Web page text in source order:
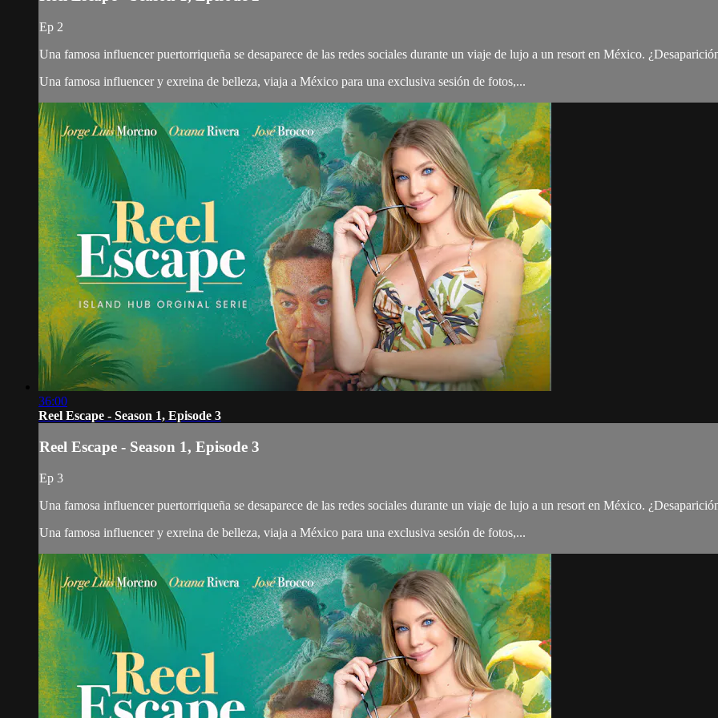
Ep 2
Una famosa influencer puertorriqueña se desaparece de las redes sociales durante un viaje de lujo a un resort en México.
Una famosa influencer y exreina de belleza, viaja a México para una exclusiva sesión de fotos,...
36:00
Reel Escape - Season 1, Episode 3
Reel Escape - Season 1, Episode 3
Ep 3
Una famosa influencer puertorriqueña se desaparece de las redes sociales durante un viaje de lujo a un resort en México.
Una famosa influencer y exreina de belleza, viaja a México para una exclusiva sesión de fotos,...